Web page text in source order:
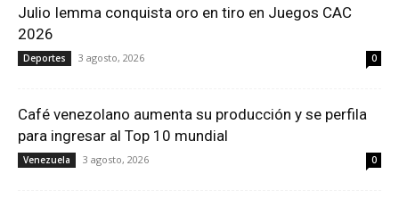
Julio Iemma conquista oro en tiro en Juegos CAC
2026
Deportes 3 agosto, 2026 0
Café venezolano aumenta su producción y se perfila
para ingresar al Top 10 mundial
Venezuela 3 agosto, 2026 0